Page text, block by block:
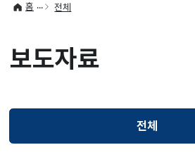
홈 전체
보도자료
전체선택됨